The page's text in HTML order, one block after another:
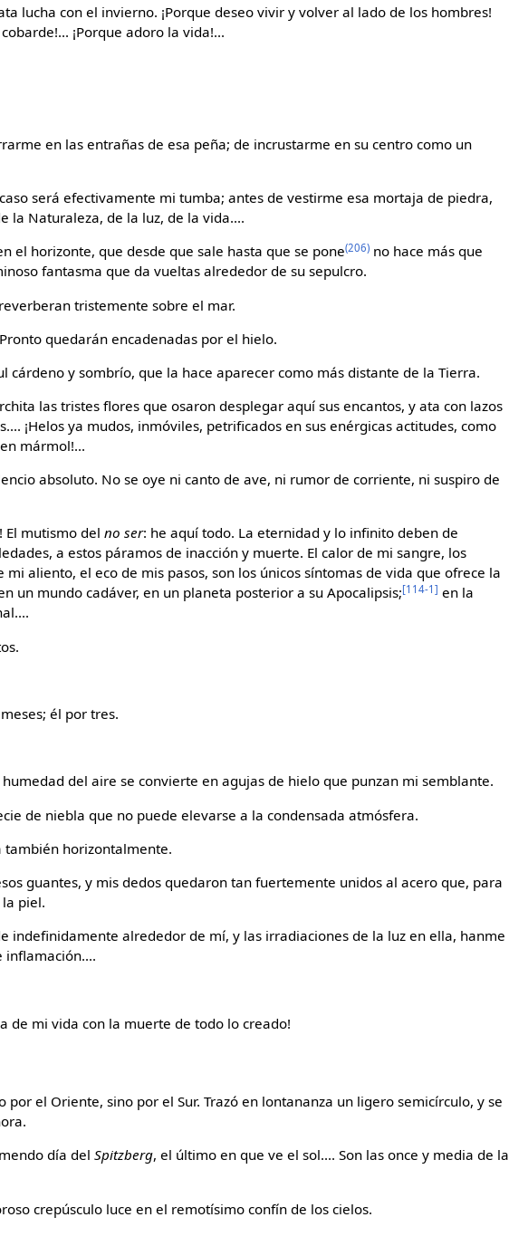
lucha con el invierno. ¡Porque deseo vivir y volver al lado de los hombres!
¡Porque adoro la vida!...
en las entrañas de esa peña; de incrustarme en su centro como un
será efectivamente mi tumba; antes de vestirme esa mortaja de piedra,
la Naturaleza, de la luz, de la vida....
el horizonte, que desde que sale hasta que se pone(206) no hace más que
fantasma que da vueltas alrededor de su sepulcro.
tristemente sobre el mar.
quedarán encadenadas por el hielo.
cárdeno y sombrío, que la hace aparecer como más distante de la Tierra.
las tristes flores que osaron desplegar aquí sus encantos, y ata con lazos
¡Helos ya mudos, inmóviles, petrificados en sus enérgicas actitudes, como
en mármol!...
absoluto. No se oye ni canto de ave, ni rumor de corriente, ni suspiro de
El mutismo delno ser: he aquí todo. La eternidad y lo infinito deben de
a estos páramos de inacción y muerte. El calor de mi sangre, los
aliento, el eco de mis pasos, son los únicos síntomas de vida que ofrece la
un mundo cadáver, en un planeta posterior a su Apocalipsis;[114-1] en la
él por tres.
humedad del aire se convierte en agujas de hielo que punzan mi semblante.
de niebla que no puede elevarse a la condensada atmósfera.
también horizontalmente.
guantes, y mis dedos quedaron tan fuertemente unidos al acero que, para
piel.
indefinidamente alrededor de mí, y las irradiaciones de la luz en ella, hanme
inflamación....
de mi vida con la muerte de todo lo creado!
por el Oriente, sino por el Sur. Trazó en lontananza un ligero semicírculo, y se
día delSpitzberg, el último en que ve el sol.... Son las once y media de la
crepúsculo luce en el remotísimo confín de los cielos.